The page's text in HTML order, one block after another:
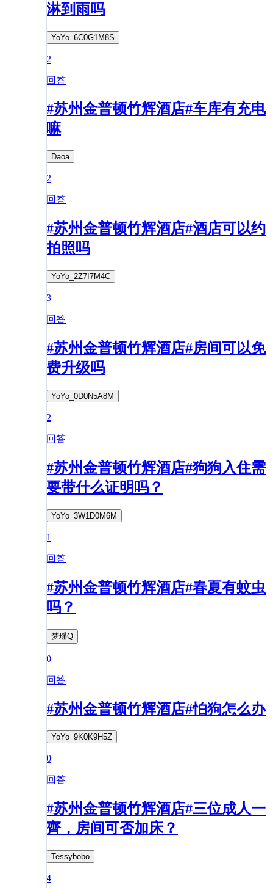
淋到雨吗
YoYo_6C0G1M8S
2
回答
#苏州金普顿竹辉酒店#车库有充电
嘛
Daoa
2
回答
#苏州金普顿竹辉酒店#酒店可以约
拍照吗
YoYo_2Z7I7M4C
3
回答
#苏州金普顿竹辉酒店#房间可以免
费升级吗
YoYo_0D0N5A8M
2
回答
#苏州金普顿竹辉酒店#狗狗入住需
要带什么证明吗？
YoYo_3W1D0M6M
1
回答
#苏州金普顿竹辉酒店#春夏有蚊虫
吗？
梦瑶Q
0
回答
#苏州金普顿竹辉酒店#怕狗怎么办
YoYo_9K0K9H5Z
0
回答
#苏州金普顿竹辉酒店#三位成人一
齊，房间可否加床？
Tessybobo
4